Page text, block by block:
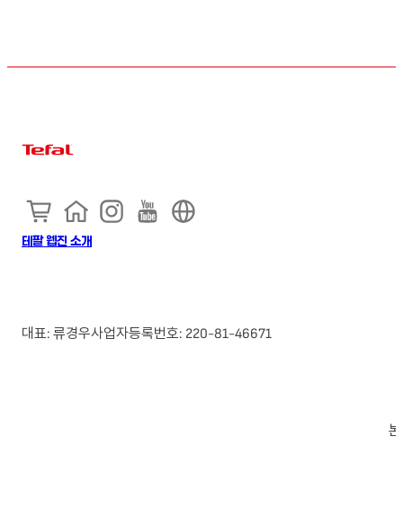
테팔 웹진 소개
대표: 류경우사업자등록번호: 220-81-46671